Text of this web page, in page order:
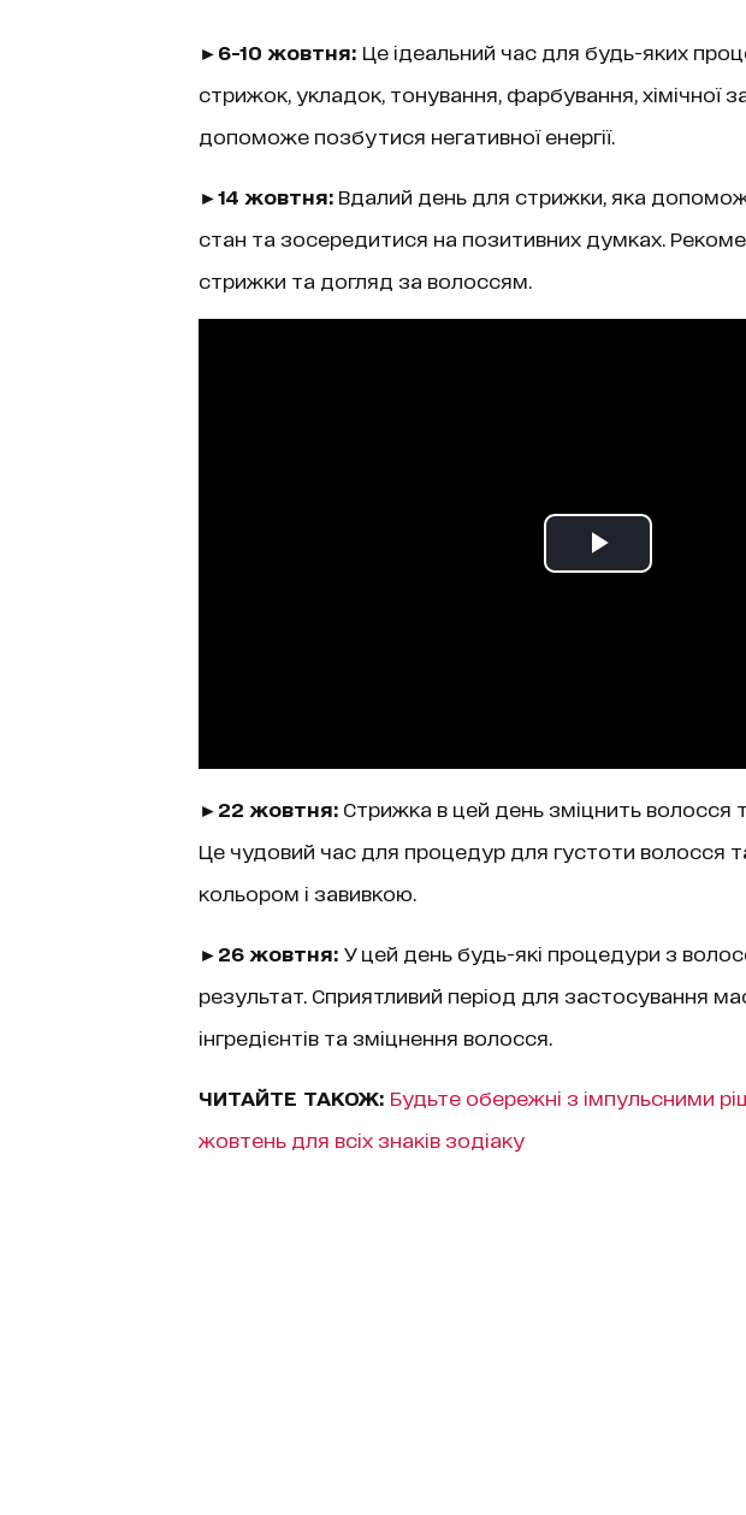
►6-10 жовтня: Це ідеальний час для будь-яких
стрижок, укладок, тонування, фарбування, хімічної
допоможе позбутися негативної енергії.
►14 жовтня:Вдалий день для стрижки, яка
стан та зосередитися на позитивних думках.
стрижки та догляд за волоссям.
►22 жовтня:Стрижка в цей день зміцнить волосся
Це чудовий час для процедур для густоти волосся
кольором і завивкою.
►26 жовтня: У цей день будь-які процедури з
результат. Сприятливий період для застосування
інгредієнтів та зміцнення волосся.
ЧИТАЙТЕ ТАКОЖ: Будьте обережні з імпульсними
жовтень для всіх знаків зодіаку